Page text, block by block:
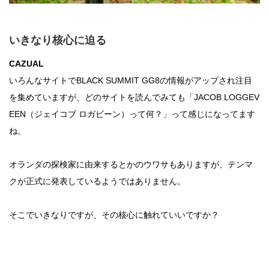
いきなり核心に迫る
CAZUAL
いろんなサイトでBLACK SUMMIT GG8の情報がアップされ注目
を集めていますが、どのサイトを読んでみても「JACOB LOGGEV
EEN（ジェイコブ ロガビーン）って何？」って感じになってます
ね。
オランダの探検家に由来するとかのウワサもありますが、テンマ
クが正式に発表しているようではありません。
そこでいきなりですが、その核心に触れていいですか？